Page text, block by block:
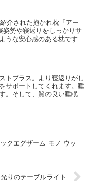
介された抱かれ枕「アー
勢や寝返りをしっかりサ
うな安心感のある枕です。
トプラス。より寝返りがし
サポートしてくれます。睡
。そして、質の良い睡眠を
クエグザーム モノ ウッ
りのテーブルライト